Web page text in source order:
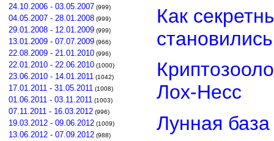
24.10.2006 - 03.05.2007 (999)
04.05.2007 - 28.01.2008 (999)
29.01.2008 - 12.01.2009 (999)
13.01.2009 - 07.07.2009 (966)
22.08.2009 - 21.01.2010 (996)
22.01.2010 - 22.06.2010 (1000)
23.06.2010 - 14.01.2011 (1042)
17.01.2011 - 31.05.2011 (1008)
01.06.2011 - 03.11.2011 (1003)
07.11.2011 - 16.03.2012 (996)
19.03.2012 - 09.06.2012 (1009)
13.06.2012 - 07.09.2012 (988)
Как
Лох-Несс
Лунная